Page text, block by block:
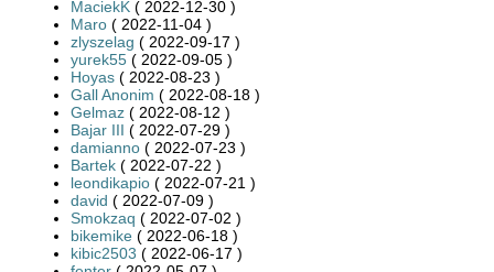
MaciekK ( 2022-12-30 )
Maro ( 2022-11-04 )
zlyszelag ( 2022-09-17 )
yurek55 ( 2022-09-05 )
Hoyas ( 2022-08-23 )
Gall Anonim ( 2022-08-18 )
Gelmaz ( 2022-08-12 )
Bajar III ( 2022-07-29 )
damianno ( 2022-07-23 )
Bartek ( 2022-07-22 )
leondikapio ( 2022-07-21 )
david ( 2022-07-09 )
Smokzaq ( 2022-07-02 )
bikemike ( 2022-06-18 )
kibic2503 ( 2022-06-17 )